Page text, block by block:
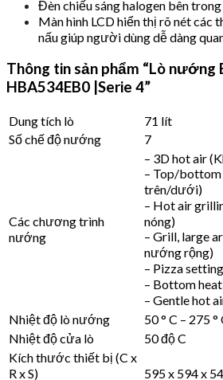
Đèn chiếu sáng halogen bên
Màn hình LCD hiển thị rõ nét các
nấu giúp người dùng dễ dàng
Thông tin sản phẩm “Lò nướng
HBA534EB0 |Serie 4”
Dung tích lò
71 lít
Số chế độ nướng
7
Các chương trình
nướng
– 3D hot air
– Top/
trên/dưới)
– Hot air
nóng)
– Grill, large
nướng rộng)
– Pizza
– Bottom
– Gentle hot
Nhiệt độ lò nướng
50 ° C – 275 °
Nhiệt độ cửa lò
50 độ C
Kích thước thiết bị (C x
R x S)
595 x 594 x